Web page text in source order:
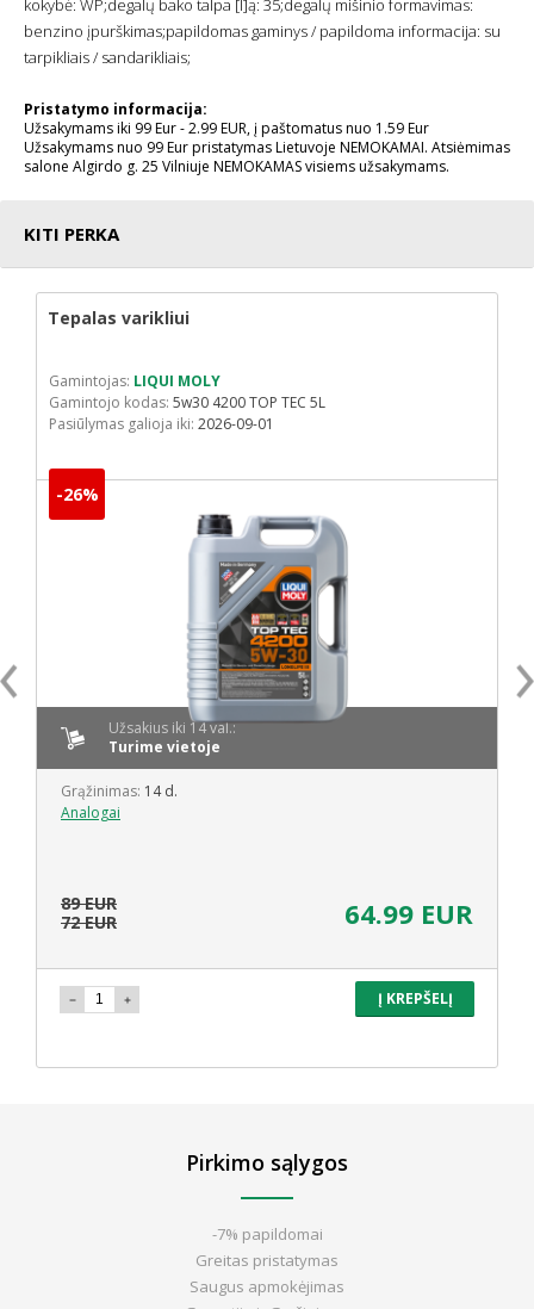
kokybė: WP;degalų bako talpa [l]ą: 35;degalų mišinio formavimas:
benzino įpurškimas;papildomas gaminys / papildoma informacija: su
tarpikliais / sandarikliais;
Pristatymo informacija:
Užsakymams iki 99 Eur - 2.99 EUR, į paštomatus nuo 1.59 Eur
Užsakymams nuo 99 Eur pristatymas Lietuvoje NEMOKAMAI. Atsiėmimas
salone Algirdo g. 25 Vilniuje NEMOKAMAS visiems užsakymams.
KITI PERKA
Tepalas varikliui
Gamintojas: LIQUI MOLY
Gamintojo kodas: 5w30 4200 TOP TEC 5L
Pasiūlymas galioja iki: 2026-09-01
-26%
Užsakius iki 14 val.:
Turime vietoje
Grąžinimas: 14 d.
Analogai
89 EUR
72 EUR
64.99 EUR
Į KREPŠELĮ
Pirkimo sąlygos
-7% papildomai
Greitas pristatymas
Saugus apmokėjimas